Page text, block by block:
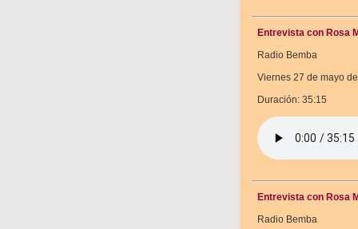
Entrevista con Rosa
Radio Bemba
Viernes 27 de mayo
Duración: 35:15
Entrevista con Rosa
Radio Bemba